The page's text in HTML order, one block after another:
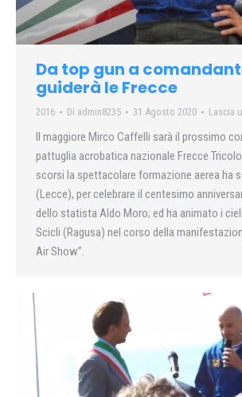
Da top gun a
guiderà le Frecce
2016 Di admin8235 31 Agosto 2020 Lascia
Il maggiore Mirco Caffelli sarà il prossimo
pattuglia acrobatica nazionale Frecce
scorsi la spettacolare formazione aerea ha
(Lecce), per celebrare il centesimo
dello statista Aldo Moro; ed ha animato i
Scicli (Ragusa) nel corso della
Air Show”.